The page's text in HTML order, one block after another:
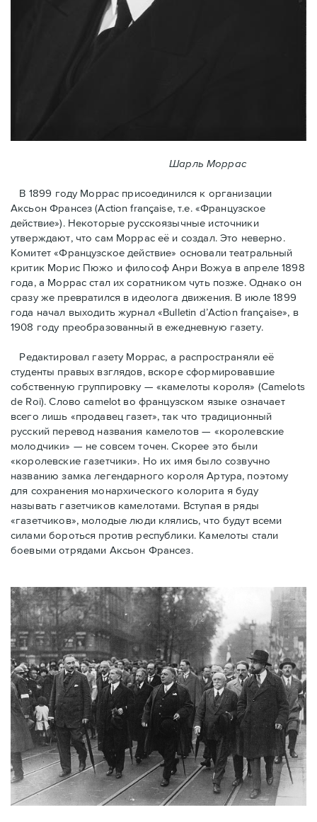
Шарль Моррас
В 1899 году Моррас присоединился к организации
Аксьон Франсез (Action française, т.е. «Французское
действие»). Некоторые русскоязычные источники
утверждают, что сам Моррас её и создал. Это неверно.
Комитет «Французское действие» основали театральный
критик Морис Пюжо и философ Анри Вожуа в апреле 1898
года, а Моррас стал их соратником чуть позже. Однако он
сразу же превратился в идеолога движения. В июле 1899
года начал выходить журнал «Bulletin d’Action française», в
1908 году преобразованный в ежедневную газету.
Редактировал газету Моррас, а распространяли её
студенты правых взглядов, вскоре сформировавшие
собственную группировку — «камелоты короля» (Camelots
de Roi). Слово camelot во французском языке означает
всего лишь «продавец газет», так что традиционный
русский перевод названия камелотов — «королевские
молодчики» — не совсем точен. Скорее это были
«королевские газетчики». Но их имя было созвучно
названию замка легендарного короля Артура, поэтому
для сохранения монархического колорита я буду
называть газетчиков камелотами. Вступая в ряды
«газетчиков», молодые люди клялись, что будут всеми
силами бороться против республики. Камелоты стали
боевыми отрядами Аксьон Франсез.